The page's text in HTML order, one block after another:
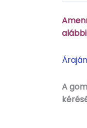
A